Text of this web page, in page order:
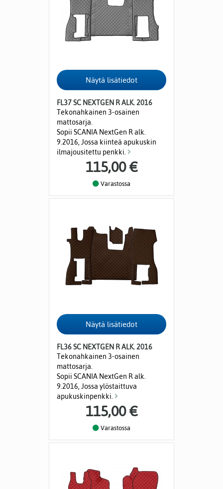
FL37 SC NEXTGEN R ALK. 2016
Tekonahkainen 3-osainen
mattosarja.
Sopii SCANIA NextGen R alk.
9.2016, Jossa kiinteä apukuskin
ilmajousitettu penkki.
115,00 €
Varastossa
FL36 SC NEXTGEN R ALK. 2016
Tekonahkainen 3-osainen
mattosarja.
Sopii SCANIA NextGen R alk.
9.2016, Jossa ylöstaittuva
apukuskinpenkki.
115,00 €
Varastossa